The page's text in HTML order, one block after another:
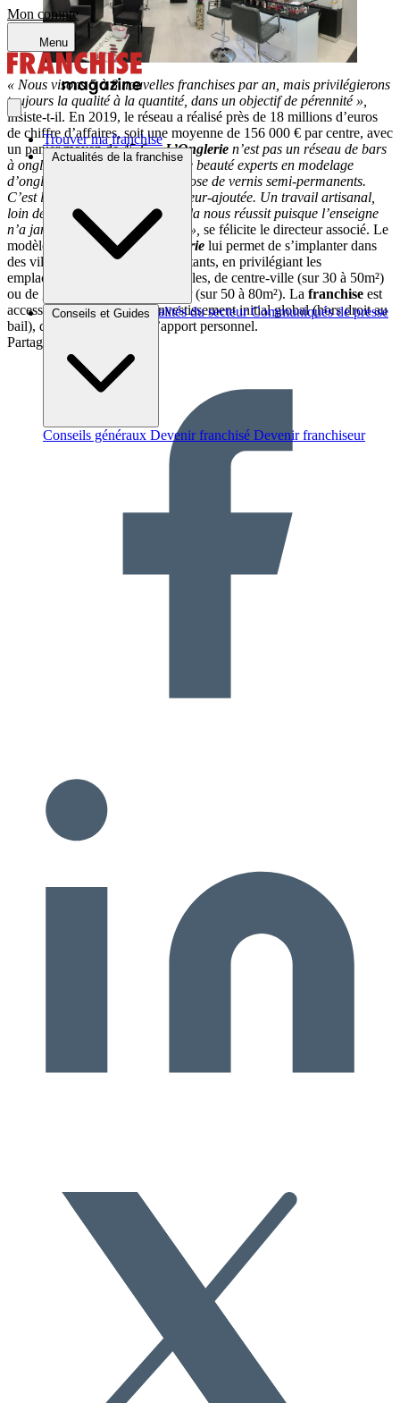
Mon compte
Menu
Trouver ma franchise
Actualités de la franchise
Brèves et actus Actualités du secteur Communiqués de presse
Conseils et Guides
Conseils généraux Devenir franchisé Devenir franchiseur
« Nous visons 5 à 8 nouvelles franchises par an, mais privilégierons
toujours la qualité à la quantité, dans un objectif de pérennité »,
insiste-t-il. En 2019, le réseau a réalisé près de 18 millions d’euros
de chiffre d’affaires, soit une moyenne de 156 000 € par centre, avec
un panier moyen de 45 €.«L’Onglerie n’est pas un réseau de bars
à ongles, mais bien de centres de beauté experts en modelage
d’ongles en résine ou en gel et pose de vernis semi-permanents.
C’est là notre métier et notre valeur-ajoutée. Un travail artisanal,
loin des concepts low cost. Et cela nous réussit puisque l’enseigne
n’a jamais eu autant de clientes », se félicite le directeur associé. Le
modèle économique de
L’Onglerie lui permet de s’implanter dans
des villes à partir de 20 000 habitants, en privilégiant les
emplacements à loyers raisonnables, de centre-ville (sur 30 à 50m²)
ou de galerie marchande d’hyper (sur 50 à 80m²). La franchise est
accessible dès 70 000 € d’investissement initial global (hors droit au
bail), dont 15 à 20 000 € d’apport personnel.
Partager sur :